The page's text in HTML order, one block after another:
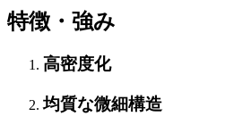
特徴・強み
高密度化
均質な微細構造